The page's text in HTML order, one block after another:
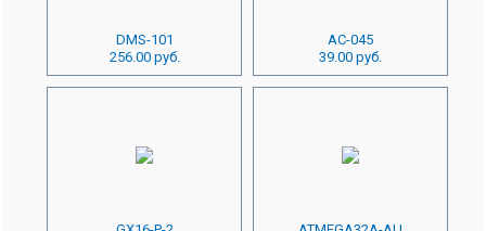
DMS-101
256.00 руб.
AC-045
39.00 руб.